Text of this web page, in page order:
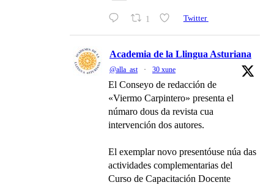
1 Twitter
Academia de la Llingua Asturiana
@alla_ast · 30 xune
El Conseyo de redacción de
«Viermo Carpintero» presenta el
númaro dous da revista cua
intervención dos autores.
El exemplar novo presentóuse núa das
actividades complementarias del
Curso de Capacitación Docente